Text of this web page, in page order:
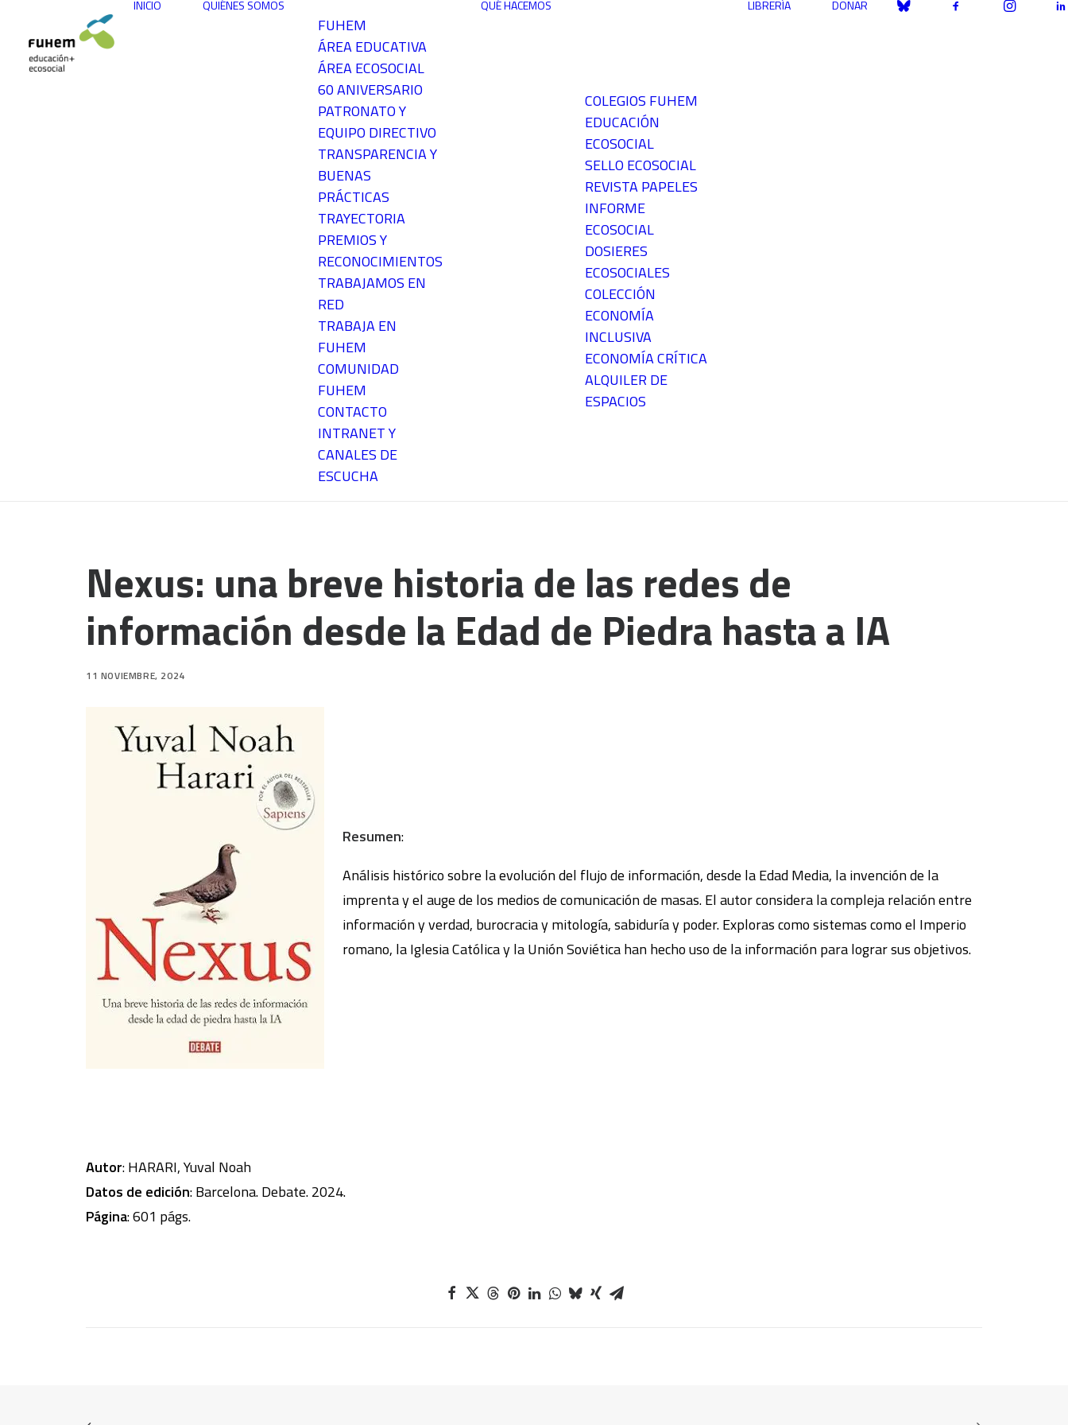
INICIO QUIÉNES SOMOS
FUHEM
ÁREA EDUCATIVA
ÁREA ECOSOCIAL
60 ANIVERSARIO
PATRONATO Y
EQUIPO DIRECTIVO
TRANSPARENCIA Y
BUENAS
PRÁCTICAS
TRAYECTORIA
PREMIOS Y
RECONOCIMIENTOS
TRABAJAMOS EN
RED
TRABAJA EN
FUHEM
COMUNIDAD
FUHEM
CONTACTO
INTRANET Y
CANALES DE
ESCUCHA
QUÉ HACEMOS
COLEGIOS FUHEM
EDUCACIÓN
ECOSOCIAL
SELLO ECOSOCIAL
REVISTA PAPELES
INFORME
ECOSOCIAL
DOSIERES
ECOSOCIALES
COLECCIÓN
ECONOMÍA
INCLUSIVA
ECONOMÍA CRÍTICA
ALQUILER DE
ESPACIOS
LIBRERÍA DONAR
Nexus: una breve historia de las redes de
información desde la Edad de Piedra hasta a IA
11 NOVIEMBRE, 2024
Resumen:
Análisis histórico sobre la evolución del flujo de información, desde la Edad Media, la invención de la
imprenta y el auge de los medios de comunicación de masas. El autor considera la compleja relación entre
información y verdad, burocracia y mitología, sabiduría y poder. Exploras como sistemas como el Imperio
romano, la Iglesia Católica y la Unión Soviética han hecho uso de la información para lograr sus objetivos.
Autor: HARARI, Yuval Noah
Datos de edición: Barcelona. Debate. 2024.
Página: 601 págs.